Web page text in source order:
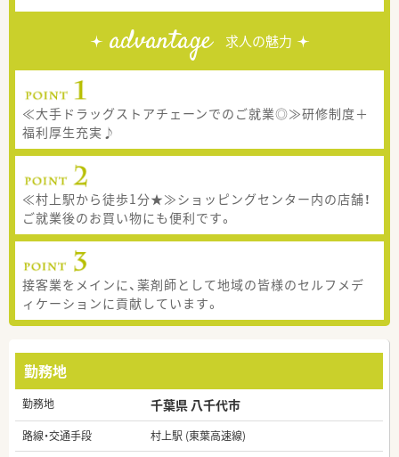
advantage 求人の魅力
≪大手ドラッグストアチェーンでのご就業◎≫研修制度＋
福利厚生充実♪
≪村上駅から徒歩1分★≫ショッピングセンター内の店舗！
ご就業後のお買い物にも便利です。
接客業をメインに、薬剤師として地域の皆様のセルフメデ
ィケーションに貢献しています。
勤務地
勤務地 千葉県 八千代市
路線・交通手段
村上駅 (東葉高速線)